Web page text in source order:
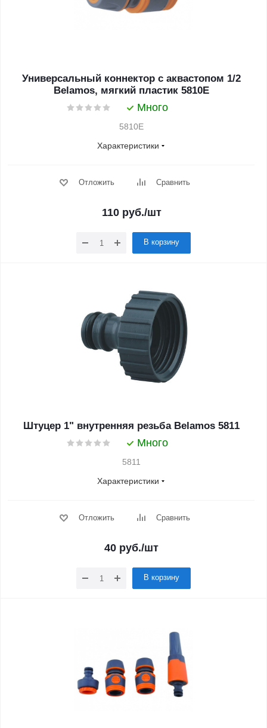
Универсальный коннектор с аквастопом 1/2
Belamos, мягкий пластик 5810Е
Много
5810Е
Характеристики
Отложить Сравнить
110руб./шт
В корзину
Штуцер 1" внутренняя резьба Belamos 5811
Много
5811
Характеристики
Отложить Сравнить
40 руб./шт
В корзину